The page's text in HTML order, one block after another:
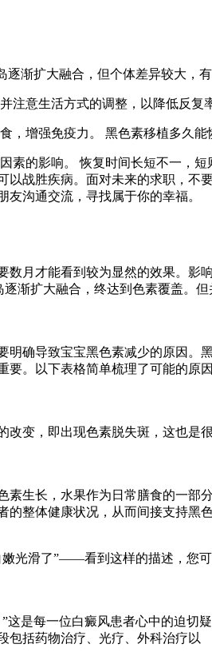
渐扩大融合，但个体差异较大，
注意生活方式的调整，以降低反复
，增强免疫力。 黑色素移植多久
的影响。 恢复时间长短不一，
战胜疾病。面对未来的求职，
沟通交流，寻找属于你的幸福。
月才能看到较为显然的效果。
渐扩大融合，终达到色素覆盖。
确导致宝宝黑色素减少的原因
。以下表格简单梳理了可能的
变，即出现色素脱失斑，这也
生长，水果作为日常膳食的一
整体健康状况，从而间接支持黑
光滑了”——看到这样的描述，您
是每一位白癜风患者心中的迫
包括药物治疗、光疗、外科治疗以